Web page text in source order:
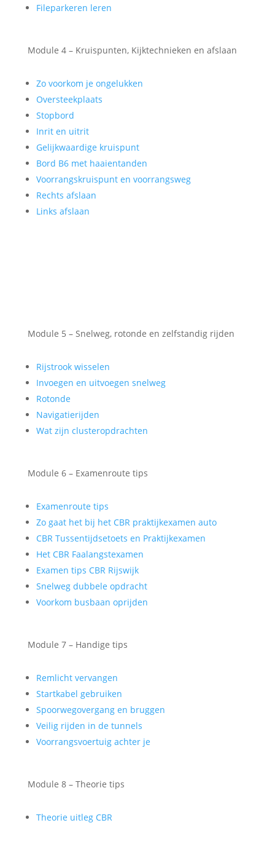
Fileparkeren leren
Module 4 – Kruispunten, Kijktechnieken en afslaan
Zo voorkom je ongelukken
Oversteekplaats
Stopbord
Inrit en uitrit
Gelijkwaardige kruispunt
Bord B6 met haaientanden
Voorrangskruispunt en voorrangsweg
Rechts afslaan
Links afslaan
Module 5 – Snelweg, rotonde en zelfstandig rijden
Rijstrook wisselen
Invoegen en uitvoegen snelweg
Rotonde
Navigatierijden
Wat zijn clusteropdrachten
Module 6 – Examenroute tips
Examenroute tips
Zo gaat het bij het CBR praktijkexamen auto
CBR Tussentijdsetoets en Praktijkexamen
Het CBR Faalangstexamen
Examen tips CBR Rijswijk
Snelweg dubbele opdracht
Voorkom busbaan oprijden
Module 7 – Handige tips
Remlicht vervangen
Startkabel gebruiken
Spoorwegovergang en bruggen
Veilig rijden in de tunnels
Voorrangsvoertuig achter je
Module 8 – Theorie tips
Theorie uitleg CBR